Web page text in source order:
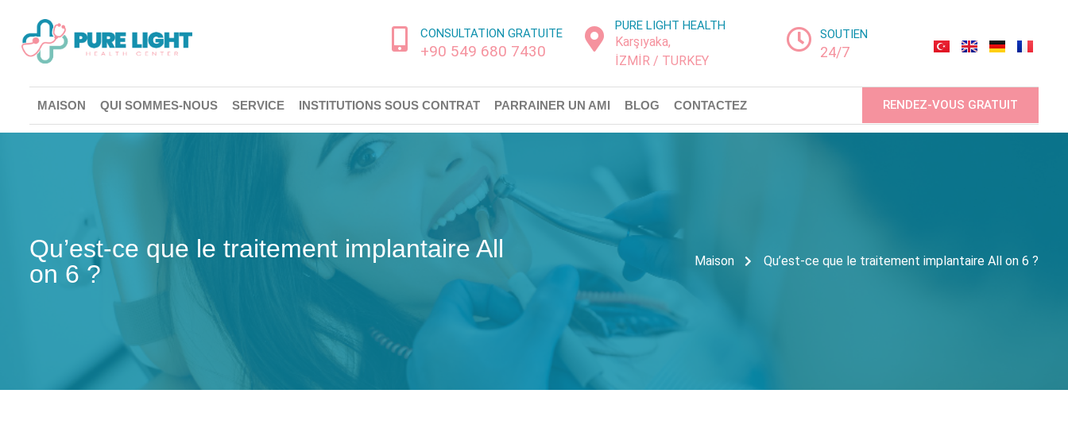
CONSULTATION GRATUITE
+90 549 680 7430
PURE LIGHT HEALTH
Karşıyaka,
İZMİR / TURKEY
SOUTIEN
24/7
MAISON QUI SOMMES-NOUS SERVICE INSTITUTIONS SOUS CONTRAT PARRAINER UN AMI BLOG CONTACTEZ RENDEZ-VOUS GRATUIT
Qu’est-ce que le traitement implantaire All
on 6 ?
Maison Qu’est-ce que le traitement implantaire All on 6 ?